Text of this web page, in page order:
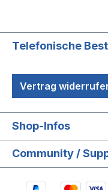
Telefonische
Vertrag
Shop-Infos
Community /